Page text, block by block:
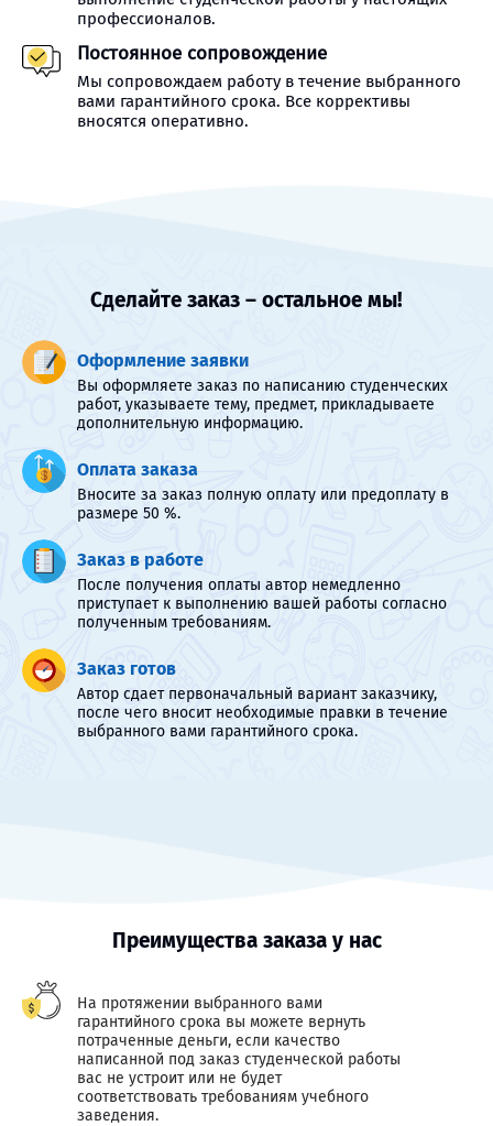
профессионалов.
Постоянное сопровождение
Мы сопровождаем работу в течение выбранного
вами гарантийного срока. Все коррективы
вносятся оперативно.
Сделайте заказ – остальное мы!
Оформление заявки
Вы оформляете заказ по написанию студенческих
работ, указываете тему, предмет, прикладываете
дополнительную информацию.
Оплата заказа
Вносите за заказ полную оплату или предоплату в
размере 50 %.
Заказ в работе
После получения оплаты автор немедленно
приступает к выполнению вашей работы согласно
полученным требованиям.
Заказ готов
Автор сдает первоначальный вариант заказчику,
после чего вносит необходимые правки в течение
выбранного вами гарантийного срока.
Преимущества заказа у нас
На протяжении выбранного вами
гарантийного срока вы можете вернуть
потраченные деньги, если качество
написанной под заказ студенческой работы
вас не устроит или не будет
соответствовать требованиям учебного
заведения.